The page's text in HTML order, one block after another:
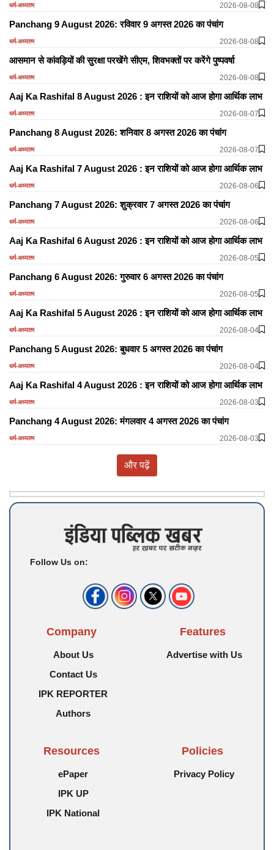
धर्म-अध्यात्म 2026-08-08
Panchang 9 August 2026: रविवार 9 अगस्त 2026 का पंचांग
धर्म-अध्यात्म 2026-08-08
आसमान से कांवड़ियों की सुरक्षा परखेंगे सीएम, शिवभक्तों पर करेंगे पुष्पवर्षा
धर्म-अध्यात्म 2026-08-08
Aaj Ka Rashifal 8 August 2026 : इन राशियों को आज होगा आर्थिक लाभ
धर्म-अध्यात्म 2026-08-07
Panchang 8 August 2026: शनिवार 8 अगस्त 2026 का पंचांग
धर्म-अध्यात्म 2026-08-07
Aaj Ka Rashifal 7 August 2026 : इन राशियों को आज होगा आर्थिक लाभ
धर्म-अध्यात्म 2026-08-06
Panchang 7 August 2026: शुक्रवार 7 अगस्त 2026 का पंचांग
धर्म-अध्यात्म 2026-08-06
Aaj Ka Rashifal 6 August 2026 : इन राशियों को आज होगा आर्थिक लाभ
धर्म-अध्यात्म 2026-08-05
Panchang 6 August 2026: गुरुवार 6 अगस्त 2026 का पंचांग
धर्म-अध्यात्म 2026-08-05
Aaj Ka Rashifal 5 August 2026 : इन राशियों को आज होगा आर्थिक लाभ
धर्म-अध्यात्म 2026-08-04
Panchang 5 August 2026: बुधवार 5 अगस्त 2026 का पंचांग
धर्म-अध्यात्म 2026-08-04
Aaj Ka Rashifal 4 August 2026 : इन राशियों को आज होगा आर्थिक लाभ
धर्म-अध्यात्म 2026-08-03
Panchang 4 August 2026: मंगलवार 4 अगस्त 2026 का पंचांग
धर्म-अध्यात्म 2026-08-03
और पढ़ें
Follow Us on:
Company
About Us
Contact Us
IPK REPORTER
Authors
Features
Advertise with Us
Resources
ePaper
IPK UP
IPK National
Policies
Privacy Policy